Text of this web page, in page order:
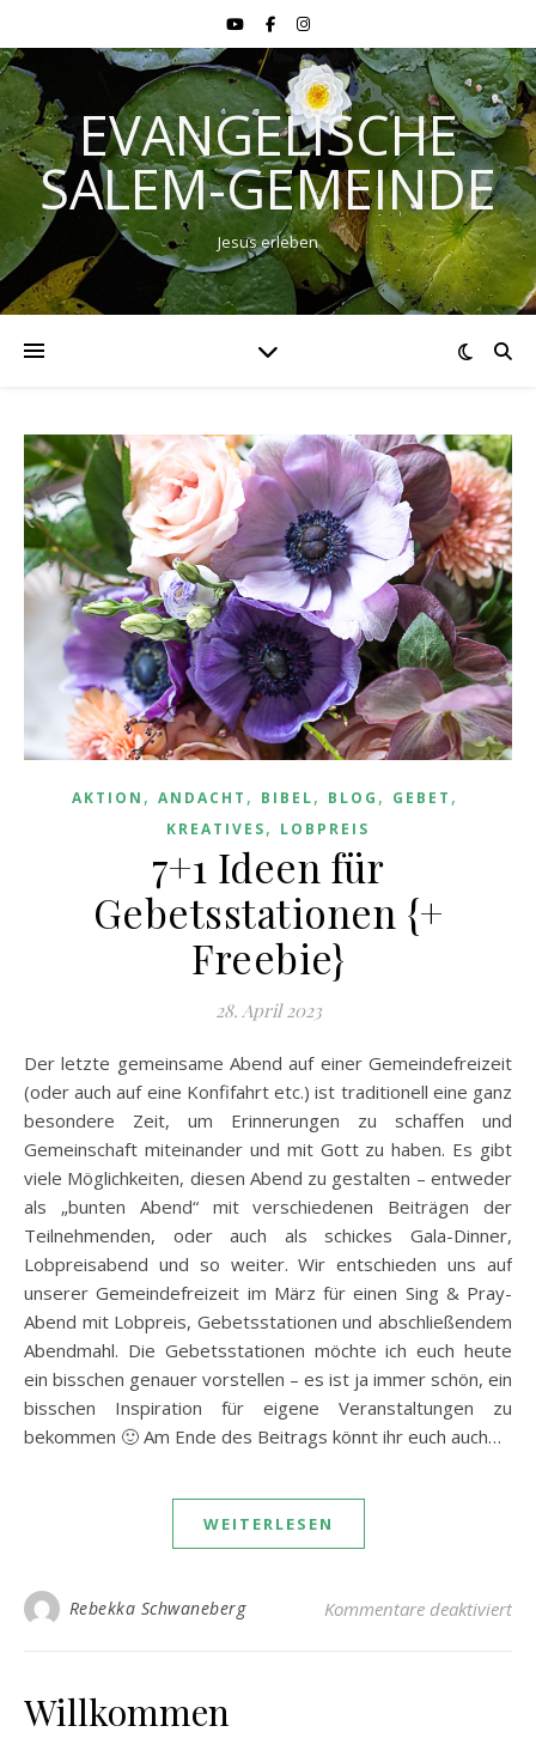
EVANGELISCHE
SALEM-GEMEINDE
Jesus erleben
AKTION , ANDACHT , BIBEL, BLOG , GEBET ,
KREATIVES, LOBPREIS
7+1 Ideen für
Gebetsstationen {+
Freebie}
28. April 2023
Der letzte gemeinsame Abend auf einer Gemeindefreizeit
(oder auch auf eine Konfifahrt etc.) ist traditionell eine ganz
besondere Zeit, um Erinnerungen zu schaffen und
Gemeinschaft miteinander und mit Gott zu haben. Es gibt
viele Möglichkeiten, diesen Abend zu gestalten – entweder
als „bunten Abend“ mit verschiedenen Beiträgen der
Teilnehmenden, oder auch als schickes Gala-Dinner,
Lobpreisabend und so weiter. Wir entschieden uns auf
unserer Gemeindefreizeit im März für einen Sing & Pray-
Abend mit Lobpreis, Gebetsstationen und abschließendem
Abendmahl. Die Gebetsstationen möchte ich euch heute
ein bisschen genauer vorstellen – es ist ja immer schön, ein
bisschen Inspiration für eigene Veranstaltungen zu
bekommen 🙂 Am Ende des Beitrags könnt ihr euch auch…
WEITERLESEN
Rebekka Schwaneberg Kommentare deaktiviertfür
Willkommen